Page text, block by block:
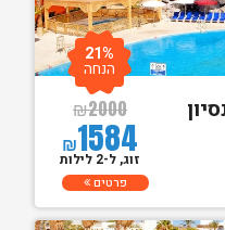
₪2000
₪1584
21%
הנחה
זוג, ל-2 לילות
פרטים